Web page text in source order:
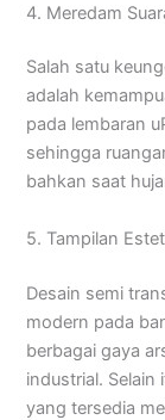
4. Meredam
Salah satu
adalah
pada lembaran
sehingga
bahkan saat
5. Tampilan
Desain semi
modern pada
berbagai gaya
industrial.
yang tersedia